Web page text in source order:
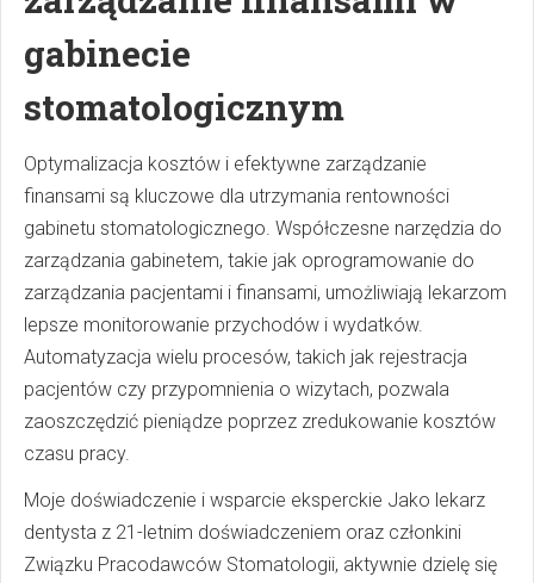
gabinecie
stomatologicznym
Optymalizacja kosztów i efektywne zarządzanie
finansami są kluczowe dla utrzymania rentowności
gabinetu stomatologicznego. Współczesne narzędzia do
zarządzania gabinetem, takie jak oprogramowanie do
zarządzania pacjentami i finansami, umożliwiają lekarzom
lepsze monitorowanie przychodów i wydatków.
Automatyzacja wielu procesów, takich jak rejestracja
pacjentów czy przypomnienia o wizytach, pozwala
zaoszczędzić pieniądze poprzez zredukowanie kosztów
czasu pracy.
Moje doświadczenie i wsparcie eksperckie Jako lekarz
dentysta z 21-letnim doświadczeniem oraz członkini
Związku Pracodawców Stomatologii, aktywnie dzielę się